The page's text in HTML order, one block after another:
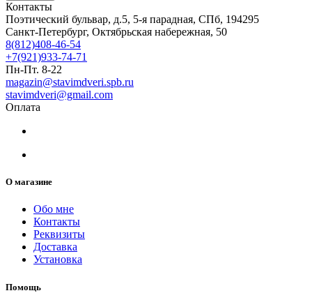
Контакты
Поэтический бульвар, д.5, 5-я парадная, СПб, 194295
Санкт-Петербург, Октябрьская набережная, 50
8(812)408-46-54
+7(921)933-74-71
Пн-Пт. 8-22
magazin@stavimdveri.spb.ru
stavimdveri@gmail.com
Оплата
О магазине
Обо мне
Контакты
Реквизиты
Доставка
Установка
Помощь